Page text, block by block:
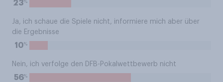
23%
Ja, ich schaue die Spiele nicht, informiere mich aber über
die Ergebnisse
10%
Nein, ich verfolge den DFB-Pokalwettbewerb nicht
56%